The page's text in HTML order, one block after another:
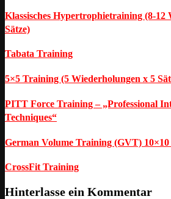
Klassisches Hypertrophietraining (8-12
Sätze)
Tabata Training
5×5 Training (5 Wiederholungen x 5
PITT Force Training – „Professional
Techniques“
German Volume Training (GVT) 10×10
CrossFit Training
Hinterlasse ein Kommentar